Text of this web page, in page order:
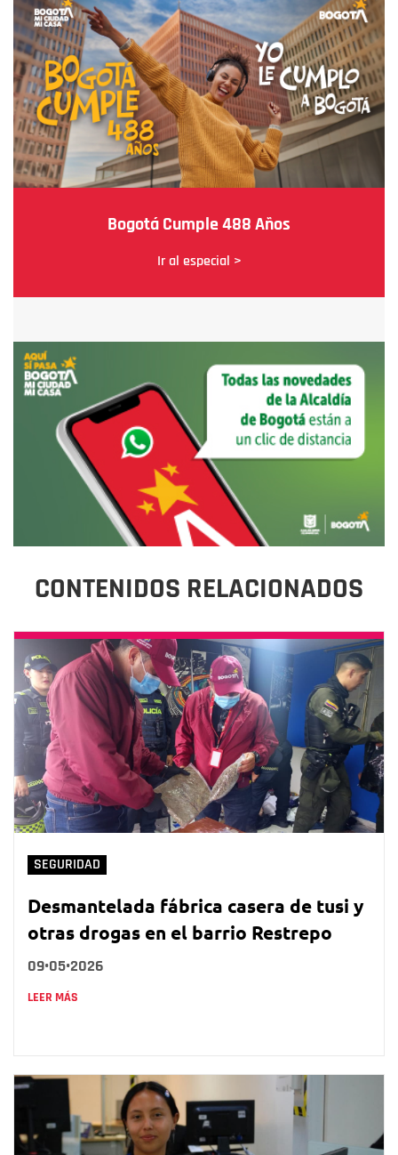
Bogotá Cumple 488 Años
Ir al especial >
CONTENIDOS RELACIONADOS
SEGURIDAD
Desmantelada fábrica casera de tusi y
otras drogas en el barrio Restrepo
09•05•2026
LEER MÁS